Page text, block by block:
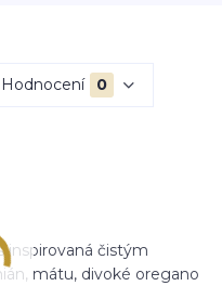
Hodnocení 0
inspirovaná čistým
mátu, divoké oregano